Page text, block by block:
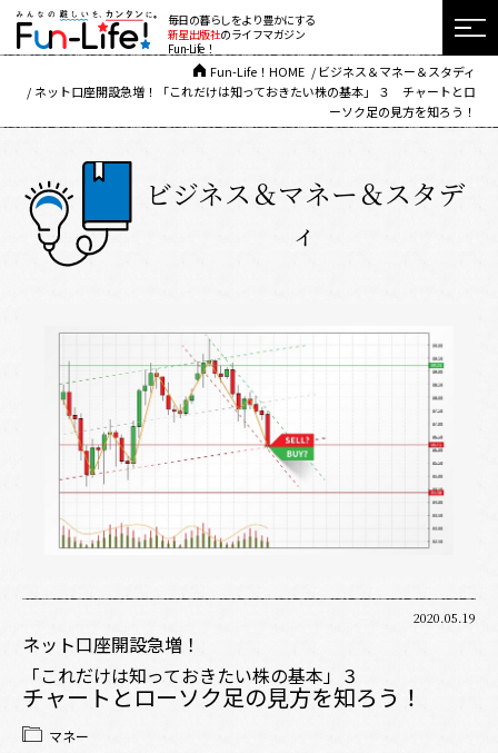
毎日の暮らしをより豊かにする
新星出版社のライフマガジン
Fun-Life！
Fun-Life！HOME
ビジネス＆マネー＆スタディ
ネット口座開設急増！「これだけは知っておきたい株の基本」 ３ チャートとロ
ーソク足の見方を知ろう！
ビジネス＆マネー＆スタデ
ィ
2020.05.19
ネット口座開設急増！
「これだけは知っておきたい株の基本」３
チャートとローソク足の見方を知ろう！
マネー